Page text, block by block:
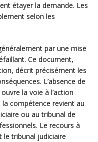
étayer la demande. Les
selon les
par une mise
Ce document,
décrit précisément les
L’absence de
la voie à l’action
compétence revient au
ou au tribunal de
Le recours à
le tribunal judiciaire